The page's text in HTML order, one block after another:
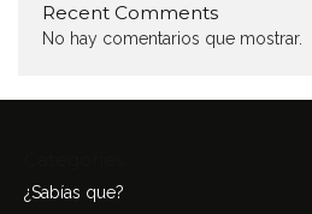
Recent Comments
No hay comentarios que mostrar.
¿Sabías que?